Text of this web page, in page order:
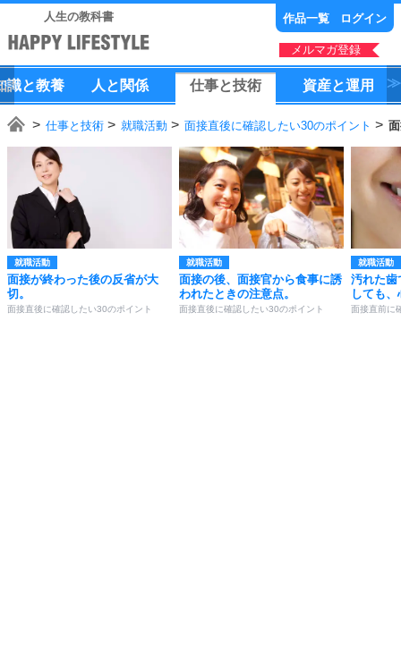
人生の教科書 作品一覧 ログイン
メルマガ登録
識と教養 人 と 関係 仕事と技術 資産と運用
仕事と技術 就職活動 面接直後に確認したい30のポイント
就職活動
面接が終わった後の反省が大
切。
面接直後に確認したい30のポイント
就職活動
面接の後、面接官から食事に誘
われたときの注意点。
面接直後に確認したい30のポイント
就職活動
汚れた歯
しても
面接直前に